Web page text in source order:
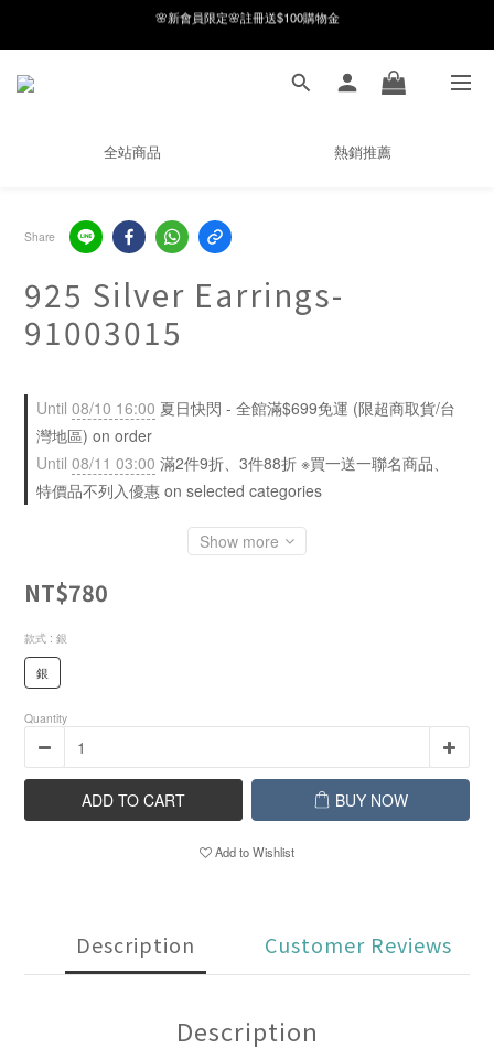
8月月初限定｜指定分類滿件88折！
8月月初限定｜指定分類滿件88折！
線在，好事發生｜祈願新品 第2件享9折
全站商品 熱銷推薦
Share
925 Silver Earrings-
91003015
Until 08/10 16:00 夏日快閃 - 全館滿$699免運 (限超商取貨/台
灣地區) on order
Until 08/11 03:00 滿2件9折、3件88折 ※買一送一聯名商品、
特價品不列入優惠 on selected categories
Show more
NT$780
款式 : 銀
銀
Quantity
ADD TO CART BUY NOW
Add to Wishlist
Description Customer Reviews
Description